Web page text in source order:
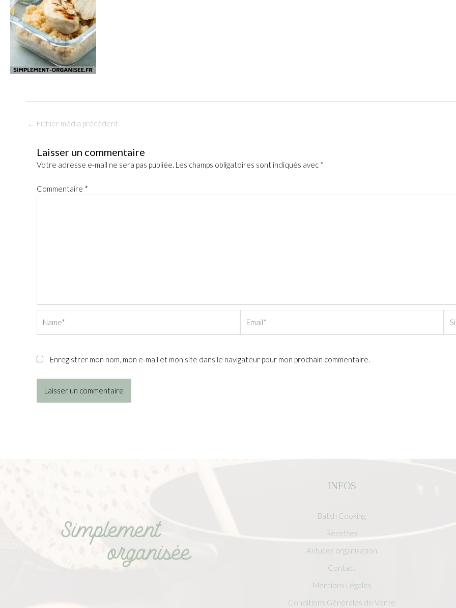
← Fichier média précédent
Laisser un commentaire
Votre adresse e-mail ne sera pas publiée. Les champs obligatoires sont indiqués avec *
Commentaire *
Enregistrer mon nom, mon e-mail et mon site dans le navigateur pour mon prochain commentaire.
INFOS
Batch Cooking
Recettes
Astuces organisation
Contact
Mentions Légales
Conditions Générales de Vente